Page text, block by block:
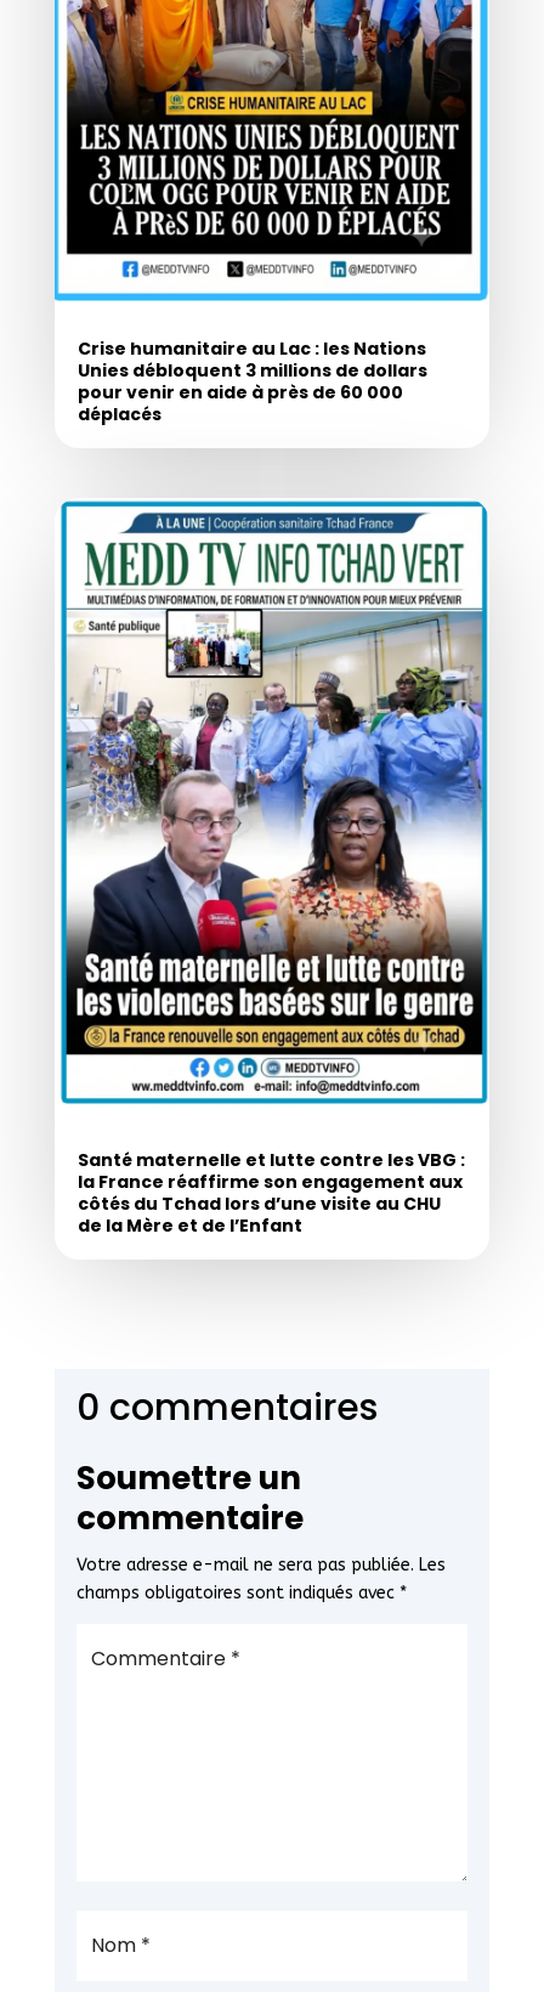
Crise humanitaire au Lac : les Nations
Unies débloquent 3 millions de dollars
pour venir en aide à près de 60 000
déplacés
Santé maternelle et lutte contre les VBG :
la France réaffirme son engagement aux
côtés du Tchad lors d’une visite au CHU
de la Mère et de l’Enfant
0 commentaires
Soumettre un
commentaire
Votre adresse e-mail ne sera pas publiée. Les
champs obligatoires sont indiqués avec *